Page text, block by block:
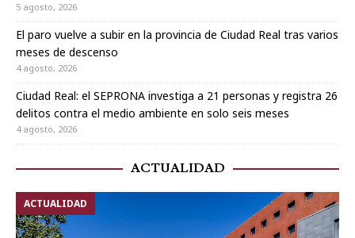
5 agosto, 2026
El paro vuelve a subir en la provincia de Ciudad Real tras varios
meses de descenso
4 agosto, 2026
Ciudad Real: el SEPRONA investiga a 21 personas y registra 26
delitos contra el medio ambiente en solo seis meses
4 agosto, 2026
ACTUALIDAD
ACTUALIDAD